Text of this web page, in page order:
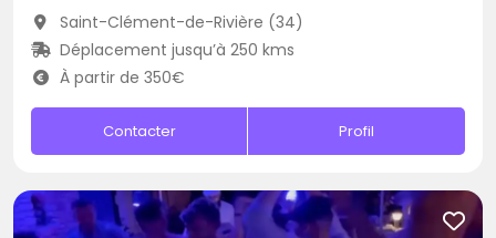
Saint-Clément-de-Rivière (34)
Déplacement jusqu’à 250 kms
À partir de 350€
Contacter Profil